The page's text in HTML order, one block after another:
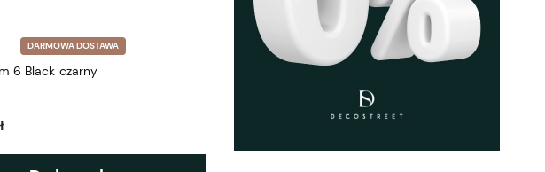
DARMOWA DOSTAWA
6 Black czarny